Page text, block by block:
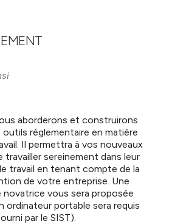
aborderons et construirons
outils règlementaire en matière
Il permettra à vos nouveaux
travailler sereinement dans leur
travail en tenant compte de la
de votre entreprise. Une
vous sera proposée
ordinateur portable sera requis
par le SIST).